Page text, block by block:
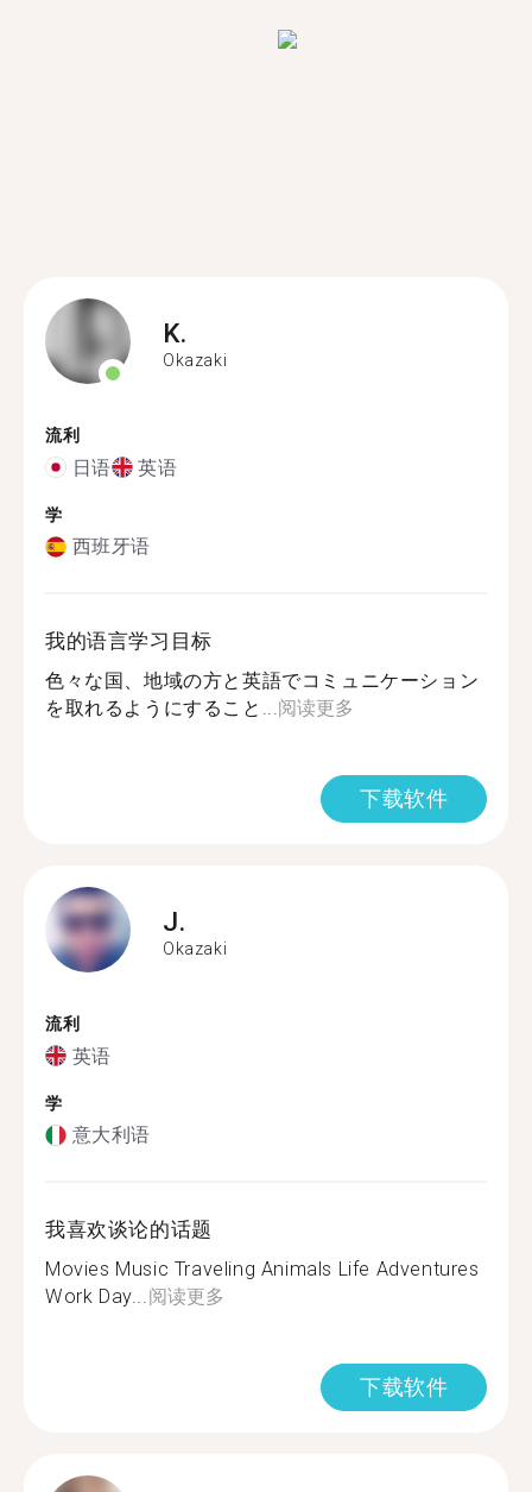
K.
Okazaki
流利
日语 英语
学
西班牙语
我的语言学习目标
色々な国、地域の方と英語でコミュニケーション
を取れるようにすること...阅读更多
下载软件
J.
Okazaki
流利
英语
学
意大利语
我喜欢谈论的话题
Movies Music Traveling Animals Life Adventures
Work Day...阅读更多
下载软件